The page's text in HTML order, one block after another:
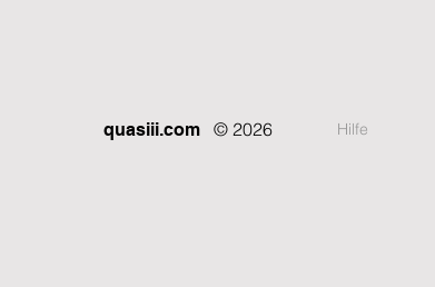
quasiii.com © 2026 Hilfe